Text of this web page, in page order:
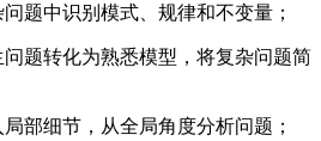
题中识别模式、规律和不变量；
题转化为熟悉模型，将复杂问题简
部细节，从全局角度分析问题；